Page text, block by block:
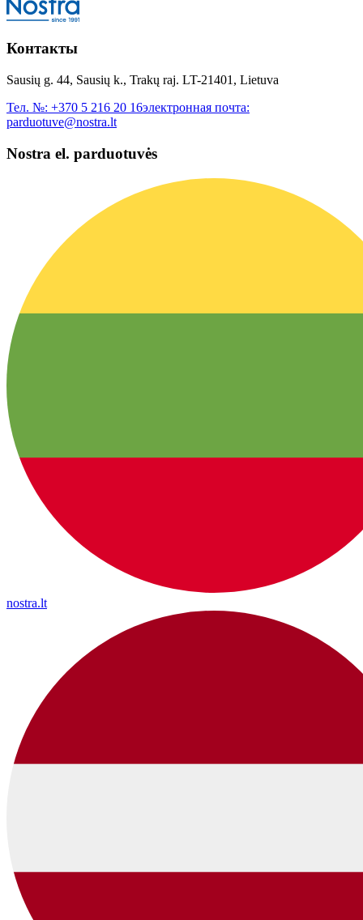
Контакты
Sausių g. 44, Sausių k., Trakų raj. LT-21401, Lietuva
Тел. №: +370 5 216 20 16электронная почта:
parduotuve@nostra.lt
Nostra el. parduotuvės
nostra.lt